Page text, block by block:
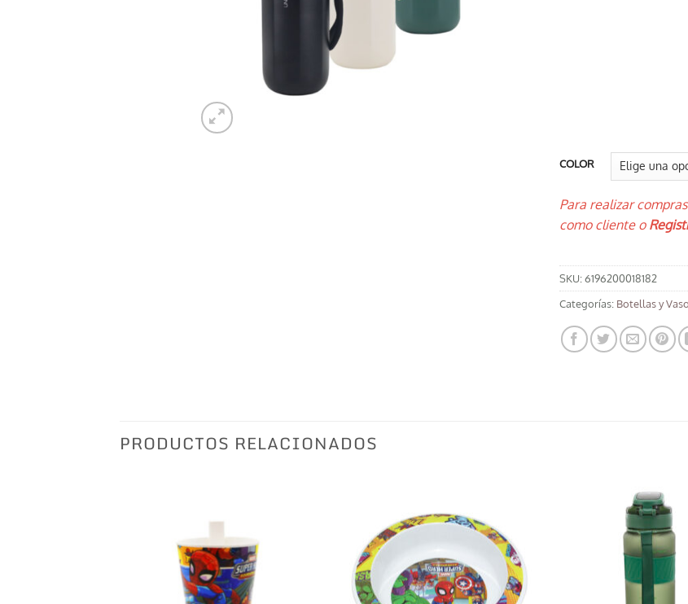
COLOR
Para realizar
como cliente o
SKU:6196200018182
Categorías: Botellas y
PRODUCTOS RELACIONADOS